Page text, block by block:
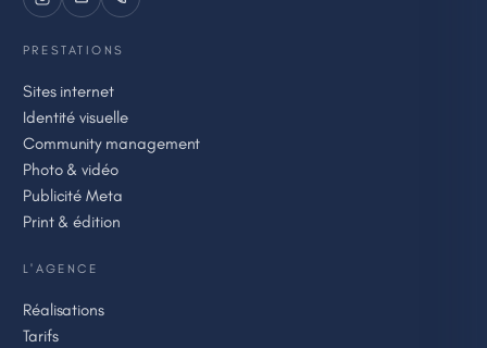
PRESTATIONS
Sites internet
Identité visuelle
Community management
Photo & vidéo
Publicité Meta
Print & édition
L'AGENCE
Réalisations
Tarifs